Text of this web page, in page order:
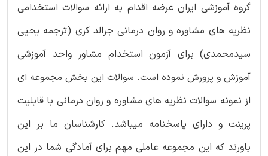
گروه آموزشی ایران عرضه اقدام به ارائه سوالات استخدامی
نظریه های مشاوره و روان درمانی جرالد کری (ترجمه یحیی
سیدمحمدی) برای آزمون استخدام مشاور واحد آموزشی
آموزش و پرورش نموده است. سوالات این بخش مجموعه ای
از نمونه سوالات نظریه های مشاوره و روان درمانی با قابلیت
پرینت و دارای پاسخنامه میباشد. کارشناسان ما بر این
باورند که این مجموعه عاملی مهم برای آمادگی شما در این